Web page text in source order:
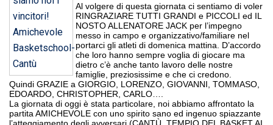
Al volgere di questa giornata ci sentiamo di voler
RINGRAZIARE TUTTI GRANDI e PICCOLI ed IL
NOSTO ALLENATORE JACK per l’impegno
messo in campo e organizzativo/familiare nel
portarci gli atleti di domenica mattina. D’accordo
che loro hanno sempre voglia di giocare ma
dietro c’è anche tanto lavoro delle nostre
famiglie, preziosissime e che ci credono.
Quindi GRAZIE a GIORGIO, LORENZO, GIOVANNI, TOMMASO,
EDOARDO, CHRISTOPHER, CARLO….
La giornata di oggi è stata particolare, noi abbiamo affrontato la
partita AMICHEVOLE con uno spirito sano ed ingenuo spiazzante